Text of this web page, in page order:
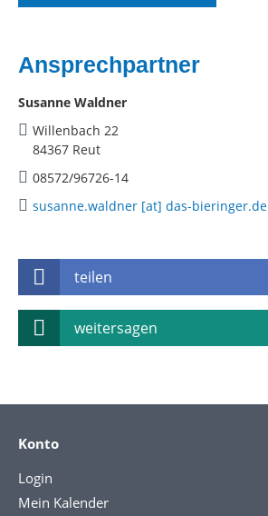
Ansprechpartner
Susanne Waldner
Willenbach 22
84367 Reut
08572/96726-14
susanne.waldner [at] das-bieringer.de
teilen
weitersagen
Konto
Login
Mein Kalender